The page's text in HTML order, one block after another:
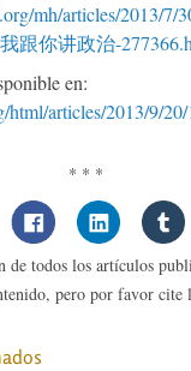
mh/articles/2013/
跟你讲政治-
en:
html/articles/2013/9/
* * *
todos los artículos
pero por favor cite